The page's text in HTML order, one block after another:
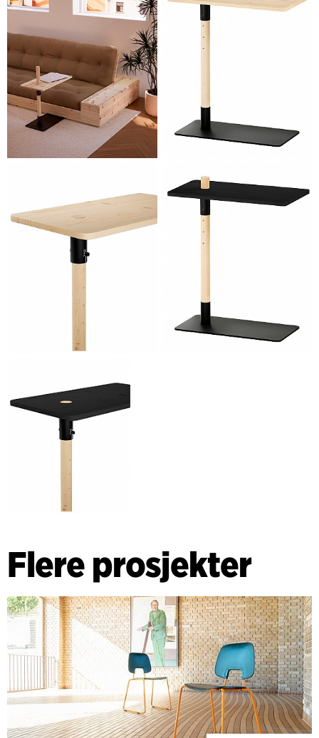
unike og karakteristiske årer. Dette gir bordet et både
naturlig og moderne uttrykk.
Et funksjonelt og intuitivt møbel som gjør AdjustTable til det
perfekte tillegget for enkel bekvemmelighet i hjemmet.
Flere prosjekter